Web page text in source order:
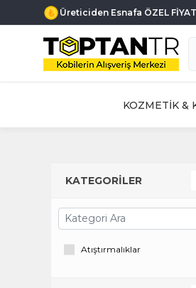
Üreticiden Esnafa ÖZEL
KOZMETİK &
KATEGORİLER
Atıştırmalıklar